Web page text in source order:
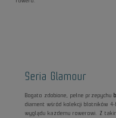
Seria Glamour
Bogato zdobione, pełne przepychu
diament wśród kolekcji błotników
wyglądu każdemu rowerowi. Z